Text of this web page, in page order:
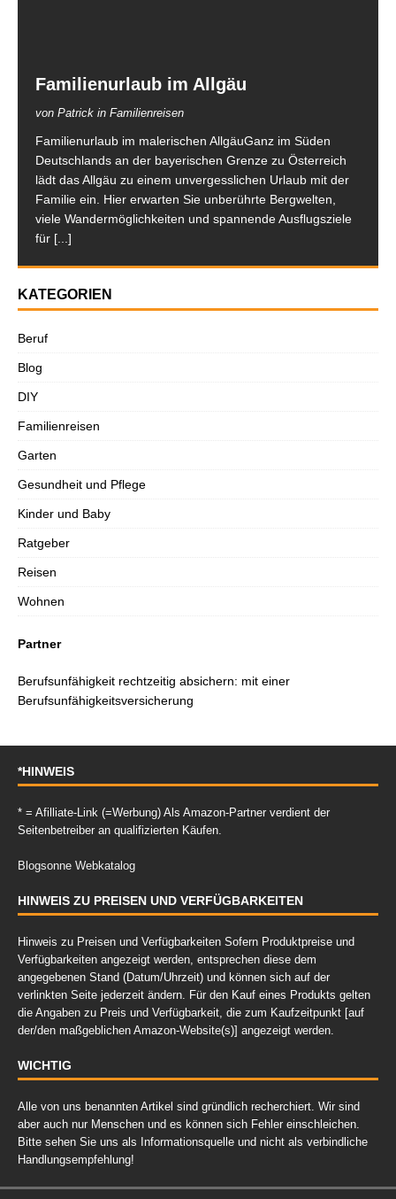
Familienurlaub im Allgäu
von Patrick in Familienreisen
Familienurlaub im malerischen AllgäuGanz im Süden
Deutschlands an der bayerischen Grenze zu Österreich
lädt das Allgäu zu einem unvergesslichen Urlaub mit der
Familie ein. Hier erwarten Sie unberührte Bergwelten,
viele Wandermöglichkeiten und spannende Ausflugsziele
für [...]
KATEGORIEN
Beruf
Blog
DIY
Familienreisen
Garten
Gesundheit und Pflege
Kinder und Baby
Ratgeber
Reisen
Wohnen
Partner
Berufsunfähigkeit rechtzeitig absichern: mit einer
Berufsunfähigkeitsversicherung
*HINWEIS
* = Afilliate-Link (=Werbung) Als Amazon-Partner verdient der
Seitenbetreiber an qualifizierten Käufen.
Blogsonne Webkatalog
HINWEIS ZU PREISEN UND VERFÜGBARKEITEN
Hinweis zu Preisen und Verfügbarkeiten Sofern Produktpreise und
Verfügbarkeiten angezeigt werden, entsprechen diese dem
angegebenen Stand (Datum/Uhrzeit) und können sich auf der
verlinkten Seite jederzeit ändern. Für den Kauf eines Produkts gelten
die Angaben zu Preis und Verfügbarkeit, die zum Kaufzeitpunkt [auf
der/den maßgeblichen Amazon-Website(s)] angezeigt werden.
WICHTIG
Alle von uns benannten Artikel sind gründlich recherchiert. Wir sind
aber auch nur Menschen und es können sich Fehler einschleichen.
Bitte sehen Sie uns als Informationsquelle und nicht als verbindliche
Handlungsempfehlung!